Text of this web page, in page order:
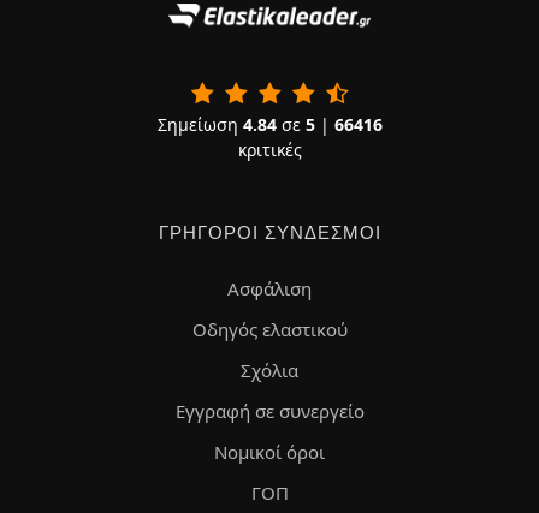
Σημείωση 4.84σε 5| 66416
κριτικές
ΓΡΉΓΟΡΟΙ ΣΎΝΔΕΣΜΟΙ
Ασφάλιση
Οδηγός ελαστικού
Σχόλια
Εγγραφή σε συνεργείο
Νομικοί όροι
ΓΟΠ